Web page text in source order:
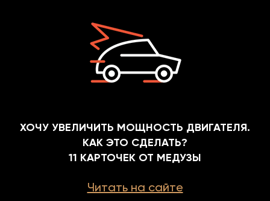
ХОЧУ УВЕЛИЧИТЬ МОЩНОСТЬ ДВИГАТЕЛЯ.
КАК ЭТО СДЕЛАТЬ?
11 КАРТОЧЕК ОТ МЕДУЗЫ
Читать на сайте